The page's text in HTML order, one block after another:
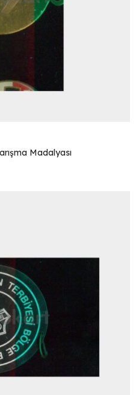
Madalyası